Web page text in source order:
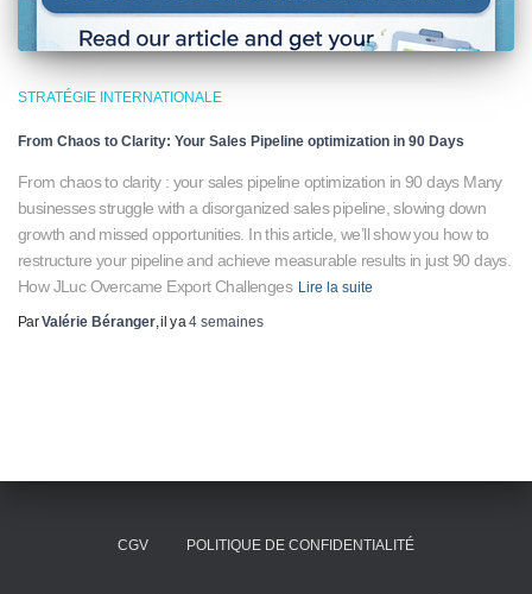
STRATÉGIE INTERNATIONALE
From Chaos to Clarity: Your Sales Pipeline optimization in 90 Days
From chaos to clarity : your sales pipeline optimization in 90 days Many
businesses struggle with a disorganized sales pipeline, slowing down
growth and missed opportunities. In this article, we’ll show you how to
restructure your pipeline and achieve measurable results in just 90 days.
How JLuc Overcame Export Challenges Lire la suite
ParValérie Béranger, il y a4 semaines
CGV POLITIQUE DE CONFIDENTIALITÉ